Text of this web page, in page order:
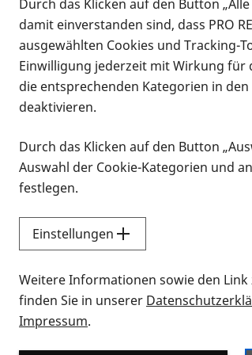
Infomaterial
Infomaterial
Vorlesen
Alle
Sie möchten
Durch das Klicken auf den Button
damit einverstanden sind, dass PRO
ausgewählten Cookies und Tracking-
Einwilligung jederzeit mit Wirkung
die entsprechenden Kategorien in
deaktivieren.
Durch das Klicken auf den Button
Auswahl der Cookie-Kategorien und
festlegen.
Einstellungen
Weitere Informationen sowie den Link
finden Sie in unserer
Impressum.